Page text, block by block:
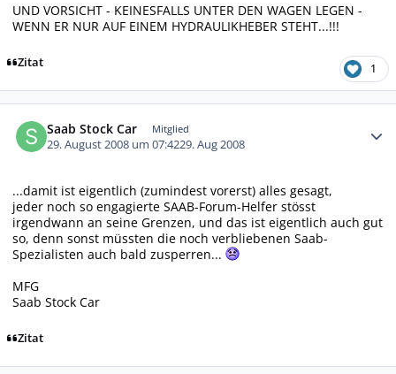
UND VORSICHT - KEINESFALLS UNTER DEN WAGEN LEGEN -
WENN ER NUR AUF EINEM HYDRAULIKHEBER STEHT...!!!
Zitat 1
Saab Stock Car Mitglied
29. August 2008 um 07:4229. Aug 2008
...damit ist eigentlich (zumindest vorerst) alles gesagt,
jeder noch so engagierte SAAB-Forum-Helfer stösst
irgendwann an seine Grenzen, und das ist eigentlich auch gut
so, denn sonst müssten die noch verbliebenen Saab-
Spezialisten auch bald zusperren...
MFG
Saab Stock Car
Zitat